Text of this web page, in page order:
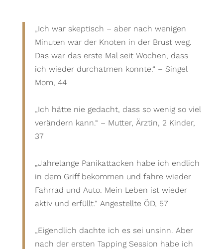
„Ich war skeptisch – aber nach wenigen
Minuten war der Knoten in der Brust weg.
Das war das erste Mal seit Wochen, dass
ich wieder durchatmen konnte.“ – Singel
Mom, 44
„Ich hätte nie gedacht, dass so wenig so viel
verändern kann.“ – Mutter, Ärztin, 2 Kinder,
37
„Jahrelange Panikattacken habe ich endlich
in dem Griff bekommen und fahre wieder
Fahrrad und Auto. Mein Leben ist wieder
aktiv und erfüllt.“ Angestellte ÖD, 57
„Eigendlich dachte ich es sei unsinn. Aber
nach der ersten Tapping Session habe ich